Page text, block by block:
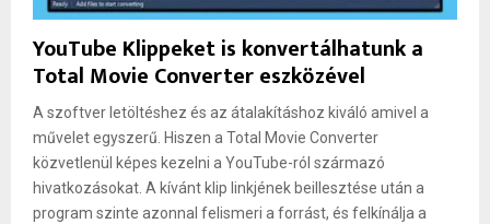
YouTube Klippeket is konvertálhatunk a
Total Movie Converter eszközével
A szoftver letöltéshez és az átalakításhoz kiváló amivel a
művelet egyszerű. Hiszen a Total Movie Converter
közvetlenül képes kezelni a YouTube-ról származó
hivatkozásokat. A kívánt klip linkjének beillesztése után a
program szinte azonnal felismeri a forrást, és felkínálja a